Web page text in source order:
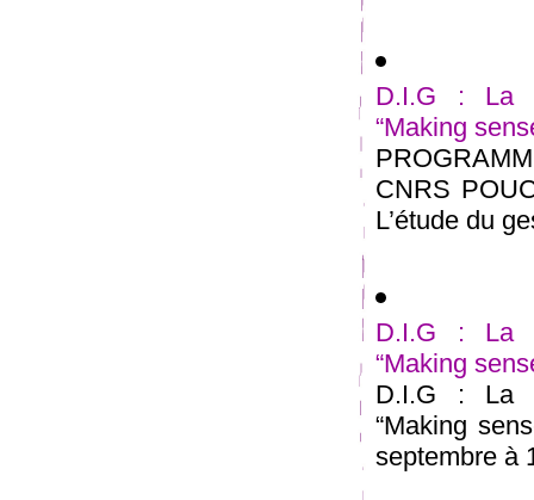
D.I.G : La
“Making
CNRS
L’étude du
D.I.G : La
“Making
D.I.G : La
“Making
septembre à